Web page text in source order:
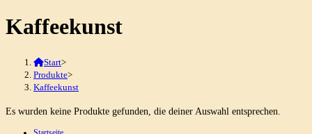
Kaffeekunst
Start>
Produkte>
Kaffeekunst
Es wurden keine Produkte gefunden, die deiner Auswahl entsprechen.